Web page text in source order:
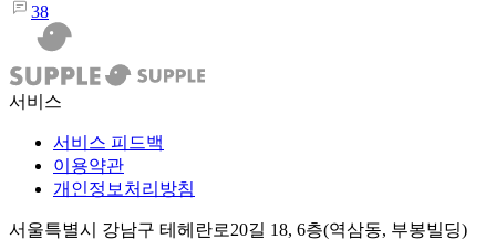
38
서비스
서비스 피드백
이용약관
개인정보처리방침
서울특별시 강남구 테헤란로20길 18, 6층(역삼동, 부봉빌딩)